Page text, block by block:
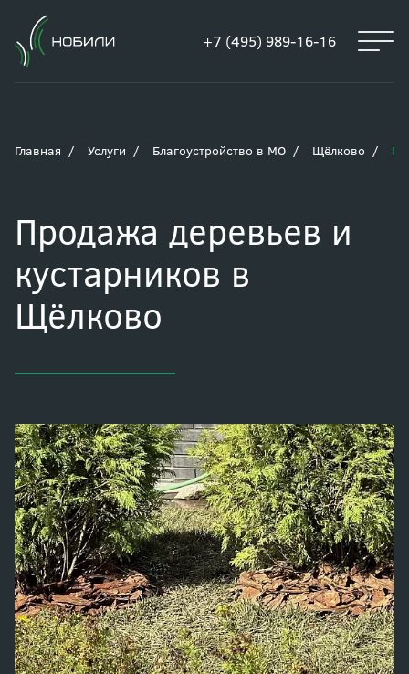
+7 (495) 989-16-16
Главная Услуги Благоустройство в МО Щёлково
Продажа деревьев и
кустарников в
Щёлково